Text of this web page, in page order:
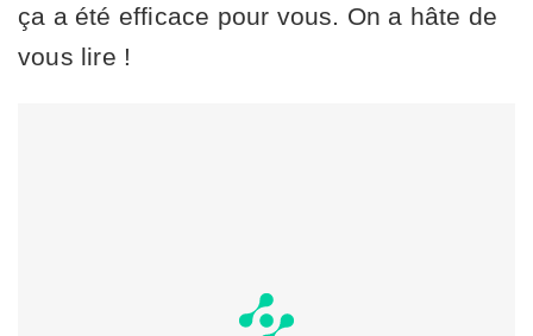
ça a été efficace pour vous. On a hâte de
vous lire !